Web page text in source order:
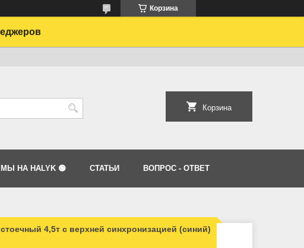
Корзина
Корзина
МЫ НА HALYK 🟢 СТАТЬИ ВОПРОС - ОТВЕТ
4,5т с верхней синхронизацией (синий)